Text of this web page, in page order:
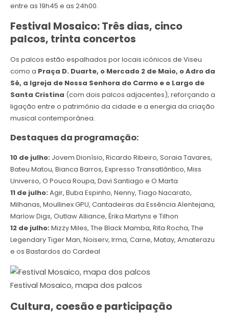
entre as 19h45 e as 24h00.
Festival Mosaico: Três dias, cinco
palcos, trinta concertos
Os palcos estão espalhados por locais icónicos de Viseu
como a Praça D. Duarte, o Mercado 2 de Maio, o Adro da
Sé, a Igreja de Nossa Senhora do Carmo e o Largo de
Santa Cristina (com dois palcos adjacentes), reforçando a
ligação entre o património da cidade e a energia da criação
musical contemporânea.
Destaques da programação:
10 de julho: Jovem Dionísio, Ricardo Ribeiro, Soraia Tavares,
Bateu Matou, Bianca Barros, Expresso Transatlântico, Miss
Universo, O Pouca Roupa, Davi Santiago e O Marta
11 de julho: Agir, Buba Espinho, Nenny, Tiago Nacarato,
Milhanas, Moullinex GPU, Cantadeiras da Essência Alentejana,
Marlow Digs, Outlaw Alliance, Érika Martyns e Tilhon
12 de julho: Mizzy Miles, The Black Mamba, Rita Rocha, The
Legendary Tiger Man, Noiserv, Irma, Carne, Matay, Amaterazu
e os Bastardos do Cardeal
Festival Mosaico, mapa dos palcos
Cultura, coesão e participação